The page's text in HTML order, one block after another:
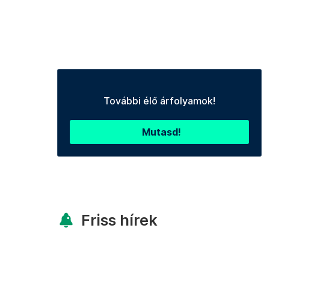
További élő árfolyamok!
Mutasd!
Friss hírek